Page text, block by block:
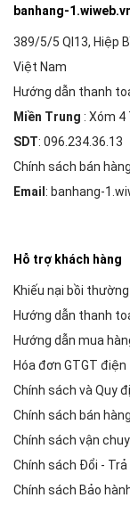
banhang-
389/5/5 Ql13, Hiệp
Việt Nam
Hướng dẫn thanh
Miền Trung : Xóm 4
SDT: 096.234.36.13
Chính sách bán
Email : banhang-
Hỗ trợ khách hàng
Khiếu nại bồi thường
Hướng dẫn thanh
Hướng dẫn mua
Hóa đơn GTGT
Chính sách và Quy
Chính sách bán
Chính sách vận
Chính sách Đổi - Trả
Chính sách Bảo